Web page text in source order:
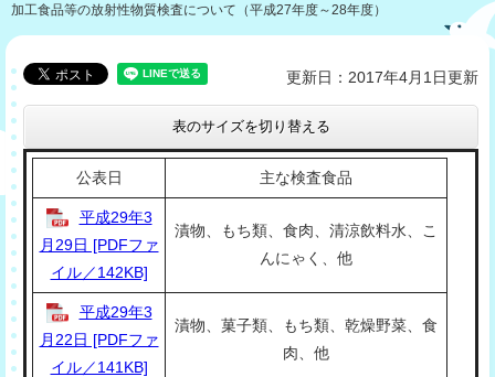
加工食品等の放射性物質検査について（平成27年度～28年度）
更新日：2017年4月1日更新
表のサイズを切り替える
公表日 主な検査食品
平成29年3
月29日 [PDFファ
イル／142KB]
漬物、もち類、食肉、清涼飲料水、こ
んにゃく、他
平成29年3
月22日 [PDFファ
イル／141KB]
漬物、菓子類、もち類、乾燥野菜、食
肉、他